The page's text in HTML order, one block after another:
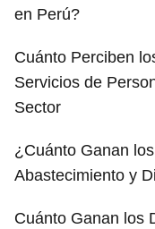
en Perú?
Cuánto Perciben
Servicios de
Sector
¿Cuánto Ganan
Abastecimiento y
Cuánto Ganan los